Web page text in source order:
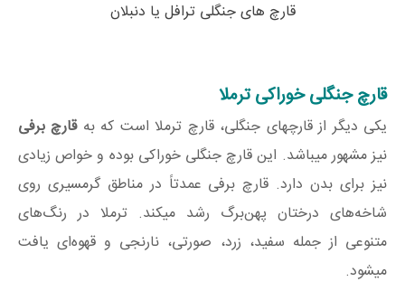
قارچ های جنگلی ترافل یا دنبلان
قارچ جنگلی خوراکی ترملا
یکی دیگر از قارچهای جنگلی، قارچ ترملا است که بهقارچ برفی
نیز مشهور میباشد. این قارچ جنگلی خوراکی بوده و خواص زیادی
نیز برای بدن دارد. قارچ برفی عمدتاً در مناطق گرمسیری روی
شاخه‌های درختان پهن‌برگ رشد میکند. ترملا در رنگ‌های
متنوعی از جمله سفید، زرد، صورتی، نارنجی و قهوه‌ای یافت
میشود.